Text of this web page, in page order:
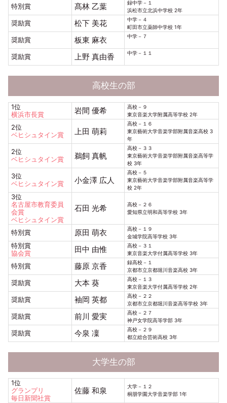
特別賞 髙林 乙葉
録中学－１
浜松市立北浜中学校 2年
奨励賞 松下 美花
中学－４
町田市立薬師中学校 1年
奨励賞 板東 麻衣 中学－７
奨励賞 上野 真由香 中学－１１
高校生の部
1位
横浜市長賞
岩間 優希
高校－９
東京音楽大学附属高等学校 2年
2位
ベヒシュタイン賞
上田 萌莉
高校－１６
東京藝術大学音楽学部附属音楽高校 3
年
2位
ベヒシュタイン賞
鵜飼 真帆
高校－３３
東京藝術大学音楽学部附属音楽高等学
校 3年
3位
ベヒシュタイン賞
小金澤 広人
高校－５
東京藝術大学音楽学部附属音楽高等学
校 2年
3位
名古屋市教育委員
会賞
ベヒシュタイン賞
石田 光希
高校－２６
愛知県立明和高等学校 3年
特別賞 原田 萌衣
高校－１９
金城学院高等学校 3年
特別賞
協会賞
田中 由惟
高校－３１
東京音楽大学付属高等学校 3年
特別賞 藤原 京香
録高校－１
京都市立京都堀川音楽高校 3年
奨励賞 大本 葵
高校－１３
東京音楽大学付属高等学校 2年
奨励賞 袖岡 英都
高校－２２
京都市立京都堀川音楽高等学校 3年
奨励賞 前川 愛実
高校－２７
神戸女学院高等学部 3年
奨励賞 今泉 凜
高校－２９
都立総合芸術高校 3年
大学生の部
1位
グランプリ
毎日新聞社賞
佐藤 和泉
大学－１２
桐朋学園大学音楽学部 1年